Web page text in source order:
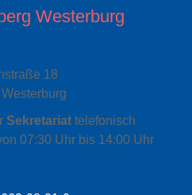
Westerburg
18
Sekretariat telefonisch
07:30 Uhr bis 14:00 Uhr